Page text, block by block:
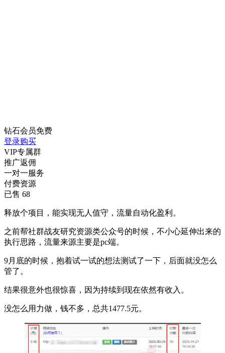
钻石会员免费
登录购买
VIP专属群
推广返佣
一对一服务
付费资源
已售 68
释放个项目，能实现无人值守，流量自动化盈利。
之前帮社群战友研究资源类公众号的时候，不小心延伸出来的
执行思路，流量来源主要是pc端。
9月底的时候，抱着试一试的想法测试了一下，后面就没怎么
管了。
结果很意外也很惊喜，因为持续到现在依然有收入。
没怎么用力做，钱不多，总共1477.5元。